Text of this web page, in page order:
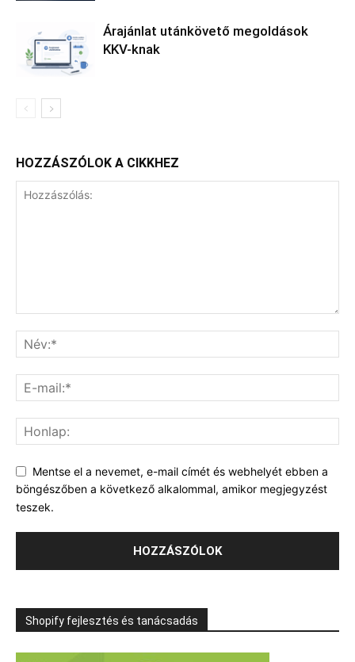
Árajánlat utánkövető megoldások
KKV-knak
HOZZÁSZÓLOK A CIKKHEZ
Mentse el a nevemet, e-mail címét és webhelyét ebben a
böngészőben a következő alkalommal, amikor megjegyzést
teszek.
Shopify fejlesztés és tanácsadás